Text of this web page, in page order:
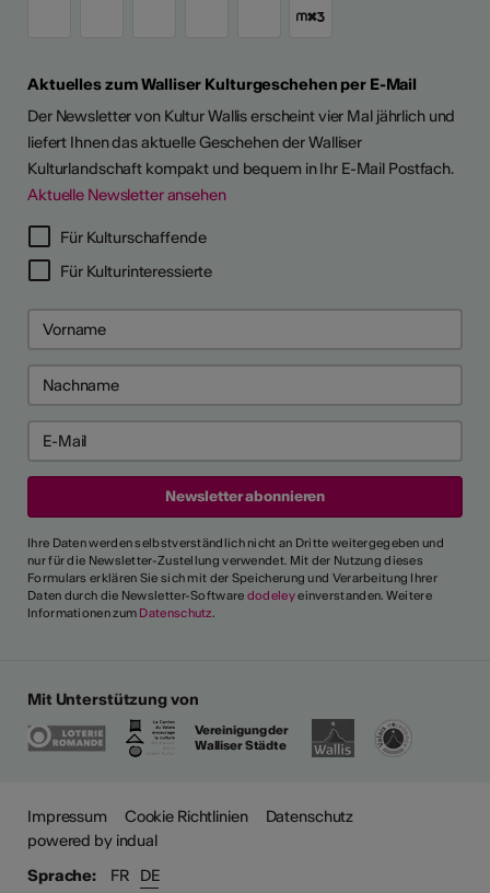
Aktuelles zum Walliser Kulturgeschehen per E-Mail
Der Newsletter von Kultur Wallis erscheint vier Mal jährlich und
liefert Ihnen das aktuelle Geschehen der Walliser
Kulturlandschaft kompakt und bequem in Ihr E-Mail Postfach.
Aktuelle Newsletter ansehen
Für Kulturschaffende
Für Kulturinteressierte
Ihre Daten werden selbstverständlich nicht an Dritte weitergegeben und
nur für die Newsletter-Zustellung verwendet. Mit der Nutzung dieses
Formulars erklären Sie sich mit der Speicherung und Verarbeitung Ihrer
Daten durch die Newsletter-Software dodeleyeinverstanden. Weitere
Informationen zum Datenschutz.
Mit Unterstützung von
Vereinigung der
Walliser Städte
Impressum Cookie Richtlinien
Datenschutz
powered by indual
Sprache:
FR DE